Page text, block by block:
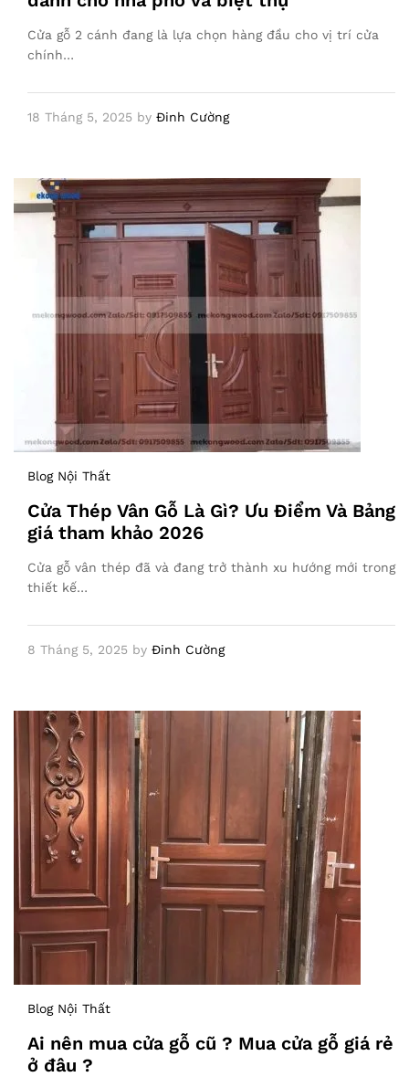
Cửa gỗ 2 cánh đang là lựa chọn hàng đầu cho vị trí cửa
chính…
18 Tháng 5, 2025 by Đinh Cường
Blog Nội Thất
Cửa Thép Vân Gỗ Là Gì? Ưu Điểm Và Bảng
giá tham khảo 2026
Cửa gỗ vân thép đã và đang trở thành xu hướng mới trong
thiết kế…
8 Tháng 5, 2025 by Đinh Cường
Blog Nội Thất
Ai nên mua cửa gỗ cũ ? Mua cửa gỗ giá rẻ
ở đâu ?